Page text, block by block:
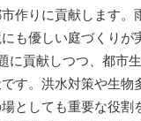
作りに貢献します。
も優しい庭づくりが
に貢献しつつ、都市
す。洪水対策や生物
としても重要な役割